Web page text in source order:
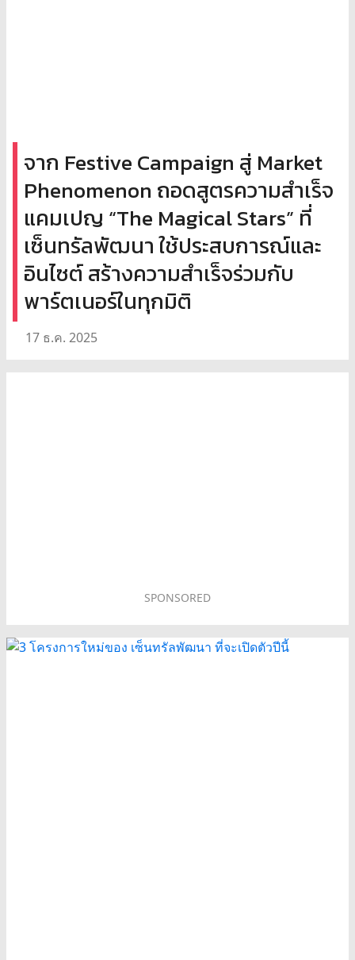
จาก Festive Campaign สู่ Market
Phenomenon ถอดสูตรความสำเร็จ
แคมเปญ “The Magical Stars” ที่
เซ็นทรัลพัฒนา ใช้ประสบการณ์และ
อินไซต์ สร้างความสำเร็จร่วมกับ
พาร์ตเนอร์ในทุกมิติ
17 ธ.ค. 2025
SPONSORED